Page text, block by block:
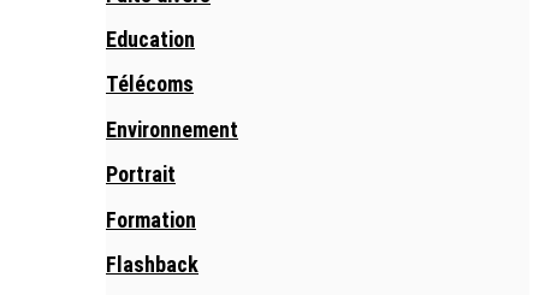
Education
Télécoms
Environnement
Portrait
Formation
Flashback